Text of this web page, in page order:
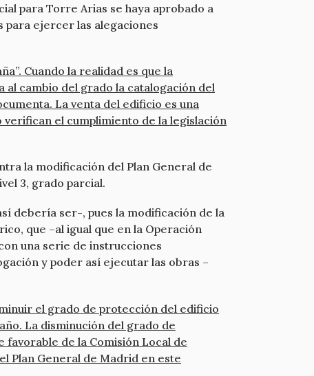
para Torre Arias se haya aprobado a
para ejercer las alegaciones
Cuando la realidad es que la
cambio del grado la catalogación del
La venta del edificio es una
el cumplimiento de la legislación
la modificación del Plan General de
3, grado parcial.
debería ser-, pues la modificación de la
que –al igual que en la Operación
una serie de instrucciones
y poder así ejecutar las obras –
el grado de protección del edificio
La disminución del grado de
de la Comisión Local de
Plan General de Madrid en este